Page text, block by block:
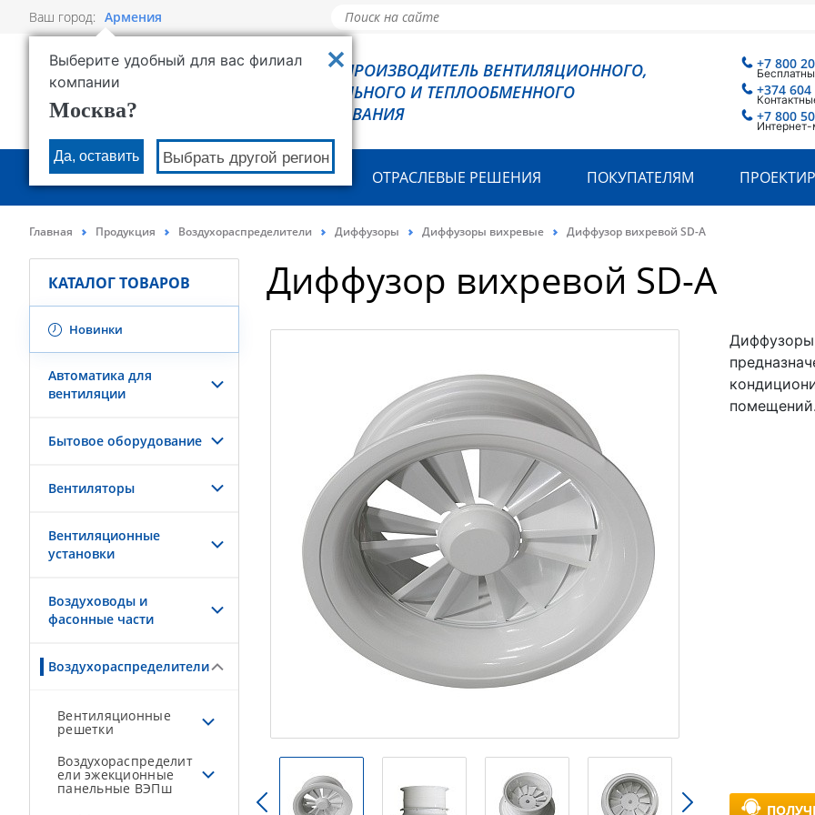
Ваш город: Армения
Выберите удобный для вас филиал
компании
Москва?
Да, оставить Выбрать другой регион
РОВЕН - ПРОИЗВОДИТЕЛЬ ВЕНТИЛЯЦИОННОГО,
ХОЛОДИЛЬНОГО И ТЕПЛООБМЕННОГО
ОБОРУДОВАНИЯ
+7 800
+7 800
Интернет-
+374
О КОМПАНИИ ПРОДУКЦИЯ ОТРАСЛЕВЫЕ РЕШЕНИЯ ПОКУПАТЕЛЯМ
Главная Продукция Воздухораспределители Диффузоры Диффузоры вихревые Диффузор вихревой SD-A
КАТАЛОГ ТОВАРОВ
Новинки
Автоматика для
вентиляции
Бытовое оборудование
Вентиляторы
Вентиляционные
установки
Воздуховоды и
фасонные части
Воздухораспределители
Вентиляционные
решетки
Воздухораспределит
ели эжекционные
панельные ВЭПш
Диффузор вихревой SD-A
Диффузоры
помещений.